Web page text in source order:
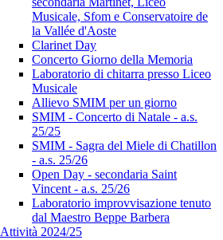
Musicale, Sfom e Conservatoire de
la Vallée d'Aoste
Clarinet Day
Concerto Giorno della Memoria
Laboratorio di chitarra presso Liceo
Musicale
Allievo SMIM per un giorno
SMIM - Concerto di Natale - a.s.
25/25
SMIM - Sagra del Miele di Chatillon
- a.s. 25/26
Open Day - secondaria Saint
Vincent - a.s. 25/26
Laboratorio improvvisazione tenuto
dal Maestro Beppe Barbera
Attività 2024/25